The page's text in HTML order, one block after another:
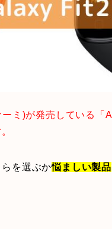
ミ)が発売している「
を選ぶか悩ましい製品